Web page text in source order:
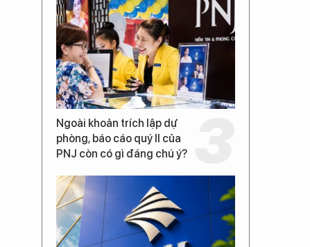
Ngoài khoản trích lập dự
phòng, báo cáo quý II của
PNJ còn có gì đáng chú ý?